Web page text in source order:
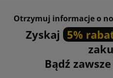
Otrzymuj informacje o
Zyskaj 5%
Bądź